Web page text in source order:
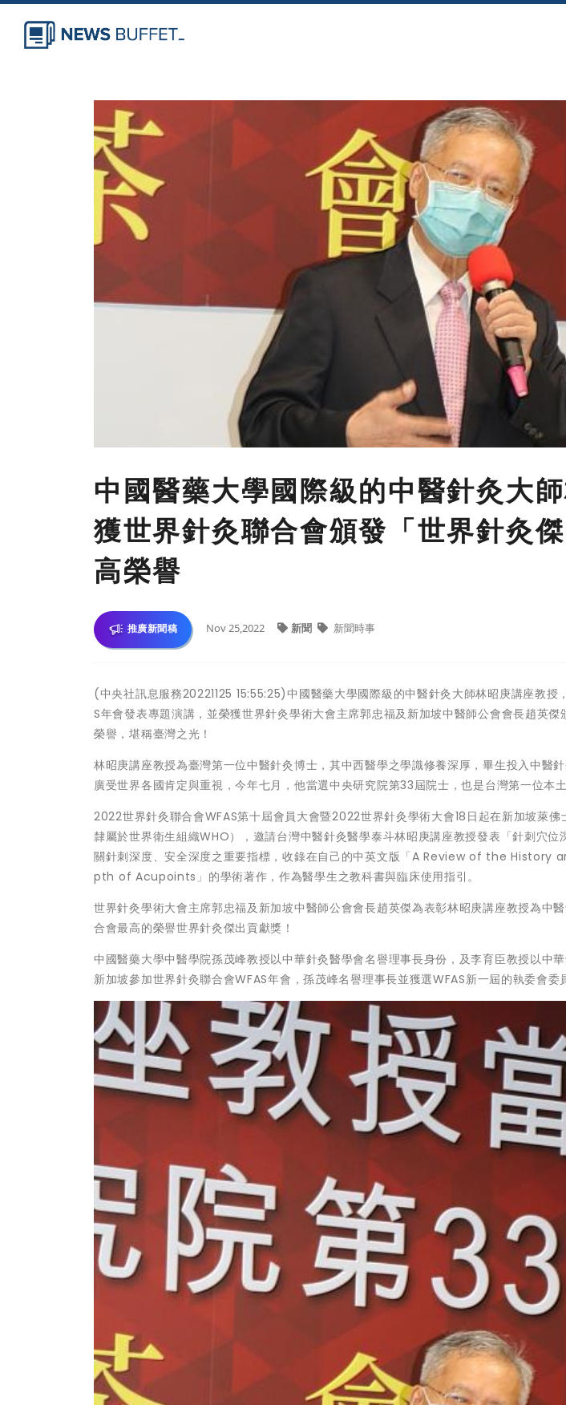
中國醫藥大學國際級的中醫針灸大
獲世界針灸聯合會頒發「世界針灸
高榮譽
推廣新聞稿 Nov 25,2022 新聞 新聞時事
(中央社訊息服務20221125 15:55:25)中國醫藥大學國際級的中醫針灸大師林昭庚講座教
S年會發表專題演講，並榮獲世界針灸學術大會主席郭忠福及新加坡中醫師公會會長趙英
榮譽，堪稱臺灣之光！
林昭庚講座教授為臺灣第一位中醫針灸博士，其中西醫學之學識修養深厚，畢生投入中醫
廣受世界各國肯定與重視，今年七月，他當選中央研究院第33屆院士，也是台灣第一位本土
2022世界針灸聯合會WFAS第十屆會員大會暨2022世界針灸學術大會18日起在新加坡萊佛
隸屬於世界衛生組織WHO），邀請台灣中醫針灸醫學泰斗林昭庚講座教授發表「針刺穴
關針刺深度、安全深度之重要指標，收錄在自己的中英文版「A Review of the
pth of Acupoints」的學術著作，作為醫學生之教科書與臨床使用指引。
世界針灸學術大會主席郭忠福及新加坡中醫師公會會長趙英傑為表彰林昭庚講座教授為中
合會最高的榮譽世界針灸傑出貢獻獎！
中國醫藥大學中醫學院孫茂峰教授以中華針灸醫學會名譽理事長身份，及李育臣教授以中
新加坡參加世界針灸聯合會WFAS年會，孫茂峰名譽理事長並獲選WFAS新一屆的執委會委